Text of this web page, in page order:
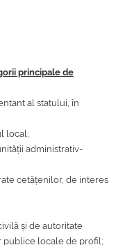
principale de
al statului, în
local;
administrativ-
cetățenilor, de interes
și de autoritate
publice locale de profil;